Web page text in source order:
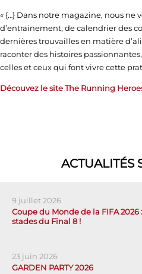
« {…} Dans notre magazine, nous ne
d’entrainement, de calendrier des
dernières trouvailles en matière
raconter des histoires
celles et ceux qui font vivre cette
Découvez le site The Running
ACTUALITÉS
9 juillet 2026
Coupe du Monde de la FIFA
stades du Final 8 !
23 juin 2026
GARDEN PARTY 2026